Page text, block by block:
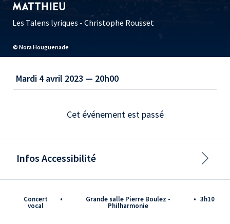
© Nora Houguenade
MATTHIEU
Les Talens lyriques - Christophe Rousset
Concert
vocal
• Grande salle Pierre Boulez -
Philharmonie
• 3h10
Mardi 4 avril 2023 — 20h00
Cet événement est passé
Infos Accessibilité